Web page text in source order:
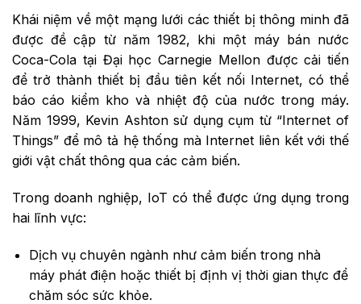
Khái niệm về một mạng lưới các thiết bị thông minh đã
được đề cập từ năm 1982, khi một máy bán nước
Coca-Cola tại Đại học Carnegie Mellon được cải tiến
để trở thành thiết bị đầu tiên kết nối Internet, có thể
báo cáo kiểm kho và nhiệt độ của nước trong máy.
Năm 1999, Kevin Ashton sử dụng cụm từ “Internet of
Things” để mô tả hệ thống mà Internet liên kết với thế
giới vật chất thông qua các cảm biến.
Trong doanh nghiệp, IoT có thể được ứng dụng trong
hai lĩnh vực:
Dịch vụ chuyên ngành như cảm biến trong nhà
máy phát điện hoặc thiết bị định vị thời gian thực để
chăm sóc sức khỏe.